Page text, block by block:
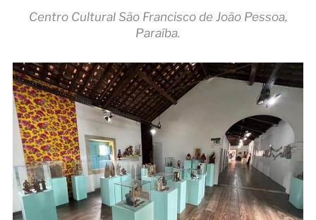
Centro Cultural São Francisco de João Pessoa,
Paraíba.